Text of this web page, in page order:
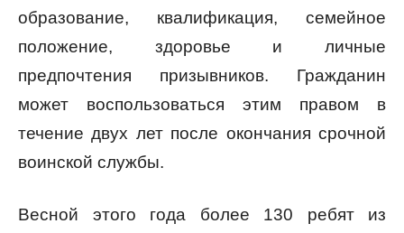
образование, квалификация, семейное
положение, здоровье и личные
предпочтения призывников. Гражданин
может воспользоваться этим правом в
течение двух лет после окончания срочной
воинской службы.
Весной этого года более 130 ребят из